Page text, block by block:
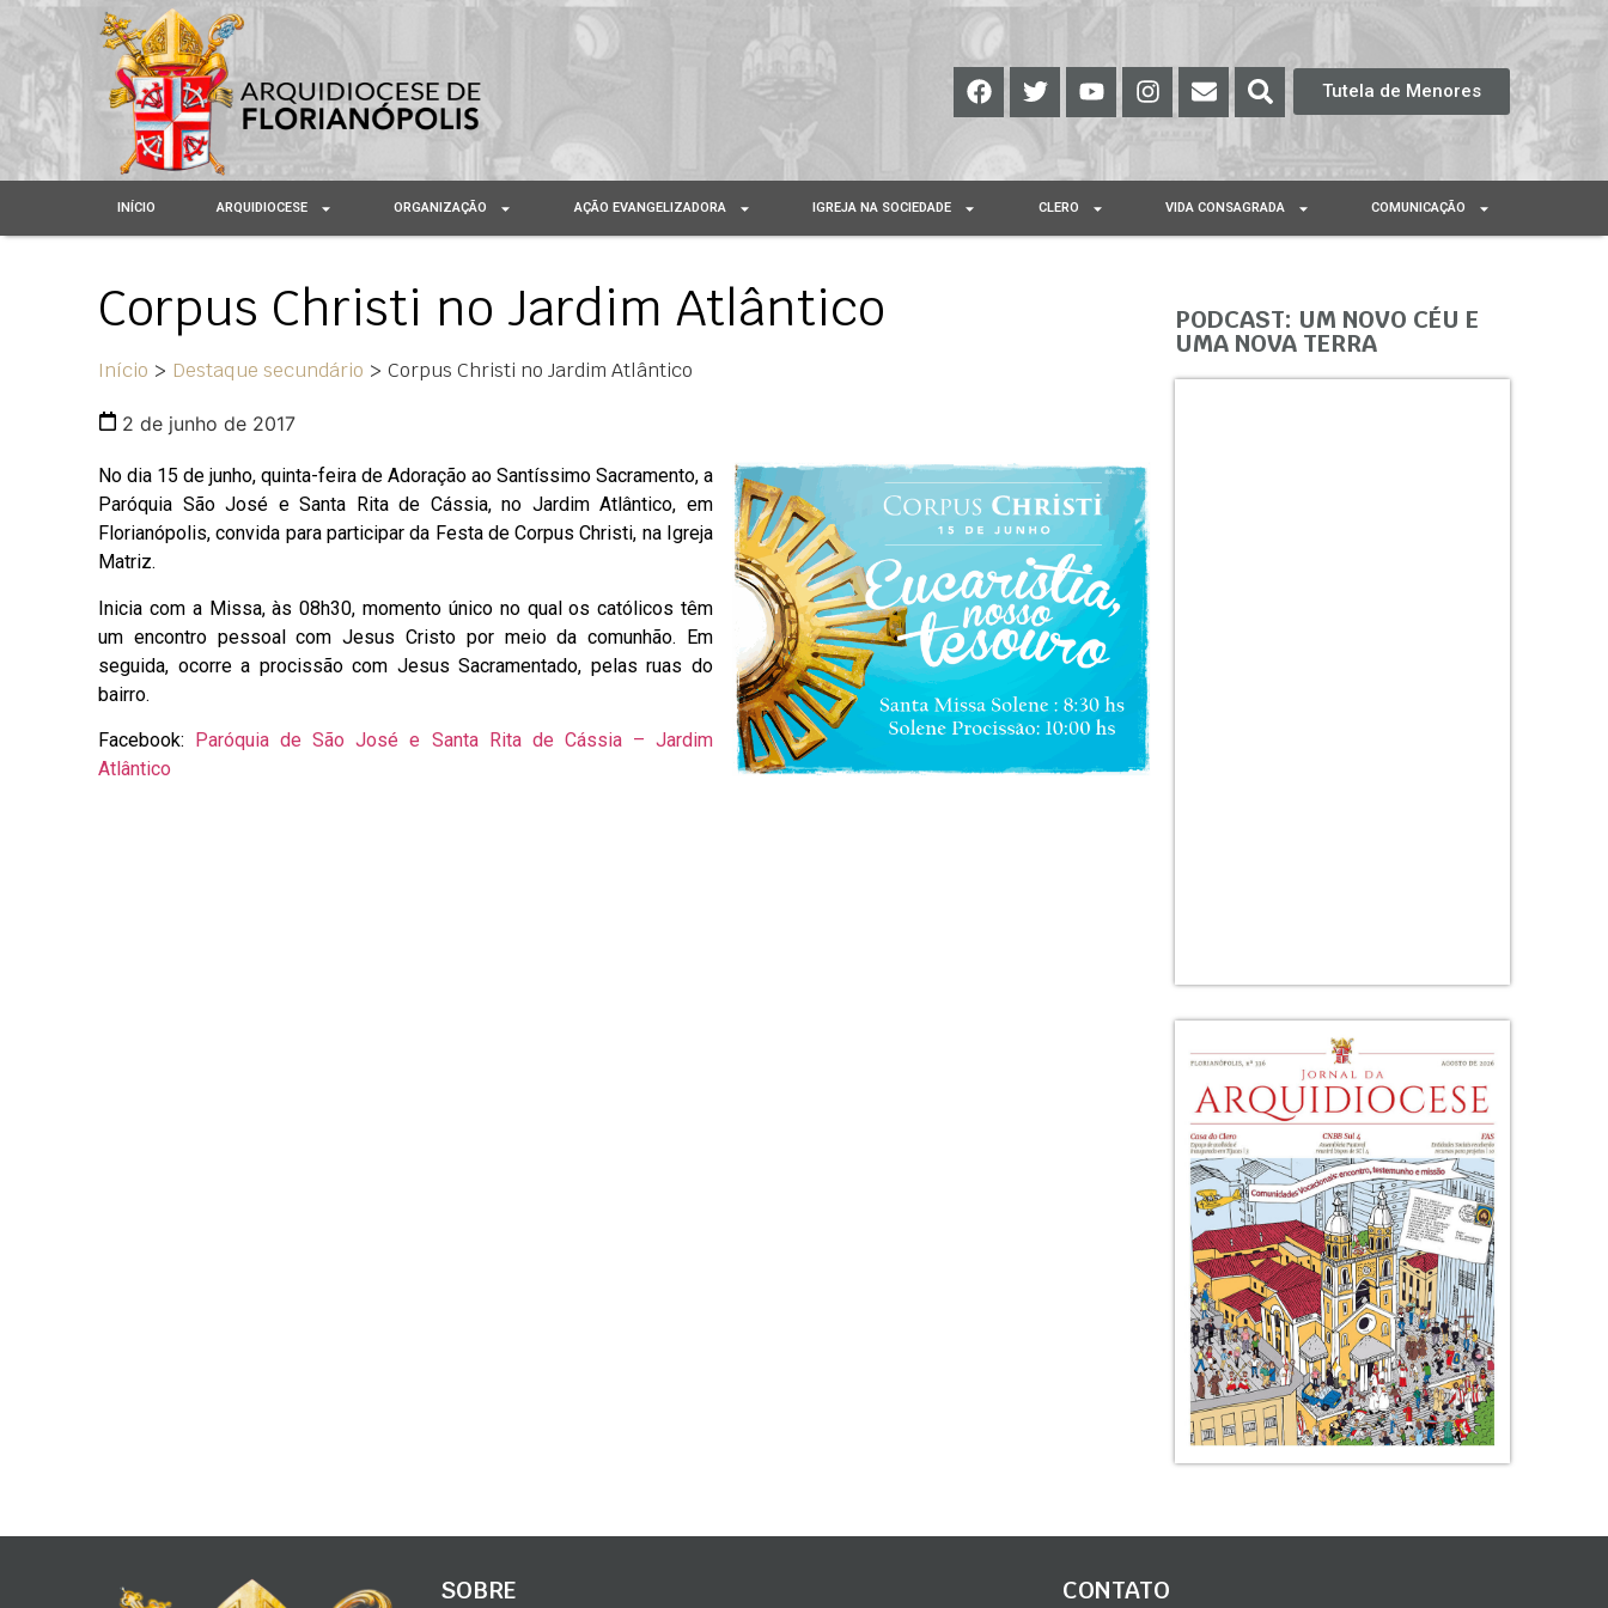
Tutela de Menores
INÍCIO ARQUIDIOCESE ORGANIZAÇÃO AÇÃO EVANGELIZADORA IGREJA NA SOCIEDADE CLERO VIDA CONSAGRADA COMUNICAÇÃO
Corpus Christi no Jardim Atlântico
Início > Destaque secundário > Corpus Christi no Jardim Atlântico
2 de junho de 2017
No dia 15 de junho, quinta-feira de Adoração ao Santíssimo Sacramento, a
Paróquia São José e Santa Rita de Cássia, no Jardim Atlântico, em
Florianópolis, convida para participar da Festa de Corpus Christi, na Igreja
Matriz.
Inicia com a Missa, às 08h30, momento único no qual os católicos têm
um encontro pessoal com Jesus Cristo por meio da comunhão. Em
seguida, ocorre a procissão com Jesus Sacramentado, pelas ruas do
bairro.
Facebook: Paróquia de São José e Santa Rita de Cássia – Jardim
Atlântico
PODCAST: UM NOVO CÉU E
UMA NOVA TERRA
SOBRE CONTATO